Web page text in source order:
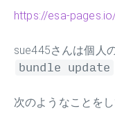
https://esa-
sue445さんは個人
bundle update
次のようなことを